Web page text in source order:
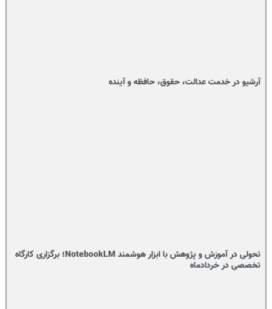
آرشیو در خدمت عدالت، حقوق، حافظه و آینده‌
تحولی در آموزش و پژوهش با ابزار هوشمند NotebookLM؛ برگزاری کارگاه
تخصصی در خردادماه